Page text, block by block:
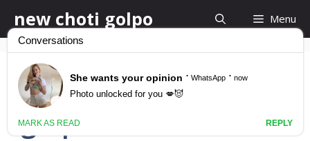
to
content
new choti golpo Menu
hot bangla chodar
golpo